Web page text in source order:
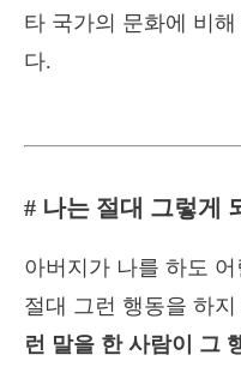
타 국가의 문화에 비
다.
# 나는 절대 그렇게
아버지가 나를 하도
절대 그런 행동을 하
런 말을 한 사람이 그